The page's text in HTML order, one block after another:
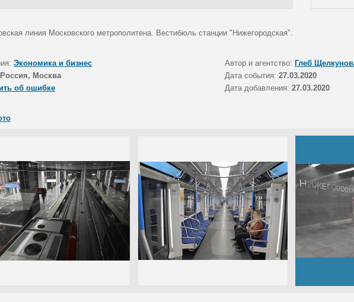
линия Московского метрополитена. Вестибюль станции "Нижегородская".
Экономика и бизнес Автор и агентство: Глеб
Россия, Москва Дата события: 27.03.2020
об ошибке
Дата добавления: 27.03.2020